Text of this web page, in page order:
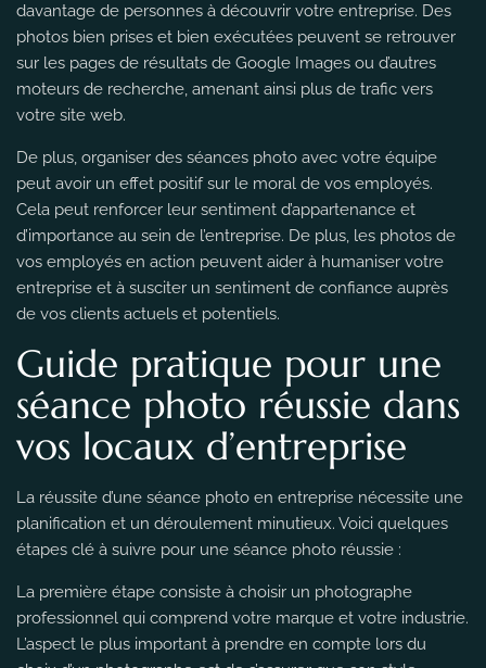
davantage de personnes à découvrir votre entreprise. Des
photos bien prises et bien exécutées peuvent se retrouver
sur les pages de résultats de Google Images ou d’autres
moteurs de recherche, amenant ainsi plus de trafic vers
votre site web.
De plus, organiser des séances photo avec votre équipe
peut avoir un effet positif sur le moral de vos employés.
Cela peut renforcer leur sentiment d’appartenance et
d’importance au sein de l’entreprise. De plus, les photos de
vos employés en action peuvent aider à humaniser votre
entreprise et à susciter un sentiment de confiance auprès
de vos clients actuels et potentiels.
Guide pratique pour une
séance photo réussie dans
vos locaux d’entreprise
La réussite d’une séance photo en entreprise nécessite une
planification et un déroulement minutieux. Voici quelques
étapes clé à suivre pour une séance photo réussie :
La première étape consiste à choisir un photographe
professionnel qui comprend votre marque et votre industrie.
L’aspect le plus important à prendre en compte lors du